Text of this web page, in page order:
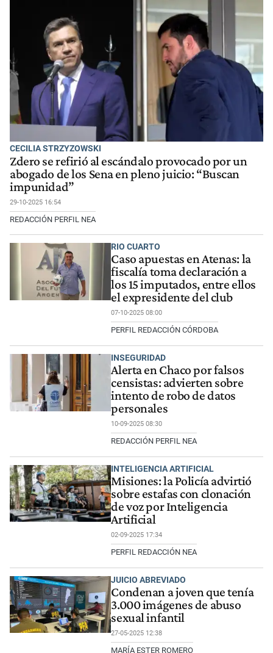
CECILIA STRZYZOWSKI
Zdero se refirió al escándalo provocado por un
abogado de los Sena en pleno juicio: “Buscan
impunidad”
29-10-2025 16:54
REDACCIÓN PERFIL NEA
RIO CUARTO
Caso apuestas en Atenas: la
fiscalía toma declaración a
los 15 imputados, entre ellos
el expresidente del club
07-10-2025 08:00
PERFIL REDACCIÓN CÓRDOBA
INSEGURIDAD
Alerta en Chaco por falsos
censistas: advierten sobre
intento de robo de datos
personales
10-09-2025 08:30
REDACCIÓN PERFIL NEA
INTELIGENCIA ARTIFICIAL
Misiones: la Policía advirtió
sobre estafas con clonación
de voz por Inteligencia
Artificial
02-09-2025 17:34
PERFIL REDACCIÓN NEA
JUICIO ABREVIADO
Condenan a joven que tenía
3.000 imágenes de abuso
sexual infantil
27-05-2025 12:38
MARÍA ESTER ROMERO